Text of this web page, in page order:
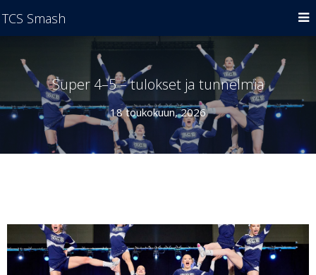
Super 4–5 – tulokset ja tunnelmia
18 toukokuun, 2026
TCS Smash